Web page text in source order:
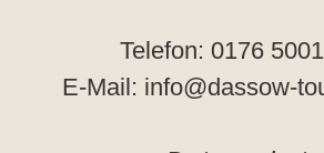
Telefon: 0176
E-Mail: info@dassow-